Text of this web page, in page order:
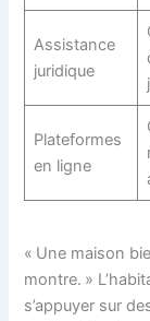
Assistance
juridique
Plateformes
en ligne
« Une maison
montre. »
s’appuyer sur